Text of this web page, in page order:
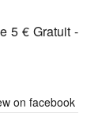
5 € Gratuit -
on facebook